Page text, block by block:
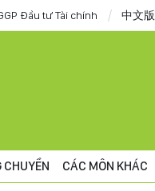
Đầu tư Tài chính 中文版
CHUYỀN CÁC MÔN KHÁC